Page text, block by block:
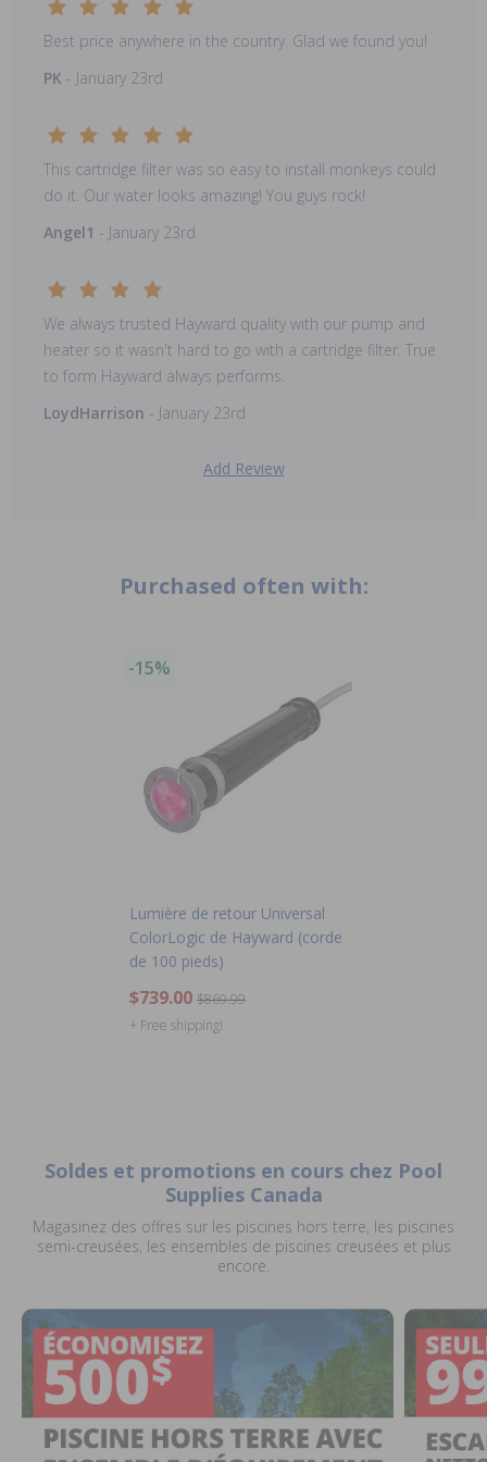
Best price anywhere in the country. Glad we found you!
PK - January 23rd
This cartridge filter was so easy to install monkeys could
do it. Our water looks amazing! You guys rock!
Angel1 - January 23rd
We always trusted Hayward quality with our pump and
heater so it wasn't hard to go with a cartridge filter. True
to form Hayward always performs.
LoydHarrison - January 23rd
Add Review
Purchased often with:
-15%
Lumière de retour Universal
ColorLogic de Hayward (corde
de 100 pieds)
$739.00 $869.99
+ Free shipping!
Soldes et promotions en cours chez Pool
Supplies Canada
Magasinez des offres sur les piscines hors terre, les piscines
semi-creusées, les ensembles de piscines creusées et plus
encore.